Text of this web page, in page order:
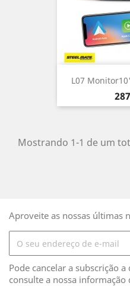
L07
Mostrando 1-1 de um
Aproveite as nossas últimas
Pode cancelar a subscrição
consulte a nossa informação